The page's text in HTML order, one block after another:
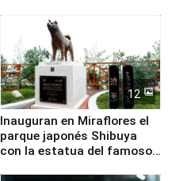
12
Inauguran en Miraflores el
parque japonés Shibuya
con la estatua del famoso